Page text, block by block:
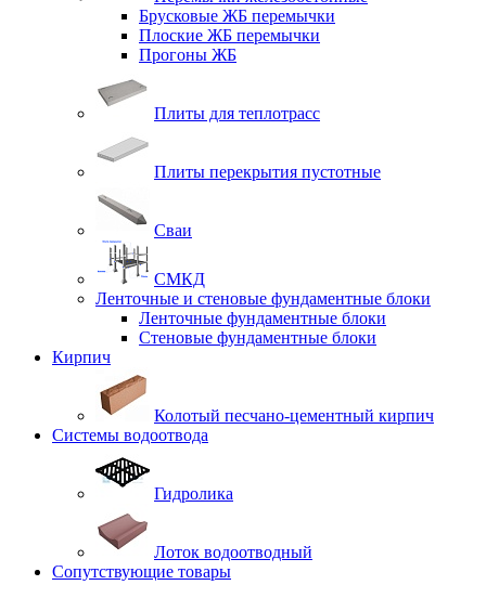
Брусковые ЖБ перемычки
Плоские ЖБ перемычки
Прогоны ЖБ
Плиты для теплотрасс
Плиты перекрытия пустотные
Сваи
СМКД
Ленточные и стеновые фундаментные блоки
Ленточные фундаментные блоки
Стеновые фундаментные блоки
Кирпич
Колотый песчано-цементный кирпич
Системы водоотвода
Гидролика
Лоток водоотводный
Сопутствующие товары